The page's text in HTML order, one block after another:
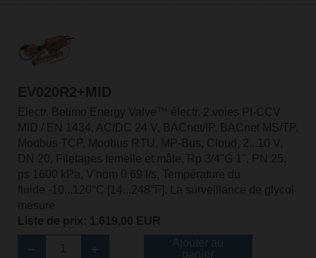
EV020R2+MID
Electr. Belimo Energy Valve™ électr. 2 voies PI-CCV
MID / EN 1434, AC/DC 24 V, BACnet/IP, BACnet MS/TP,
Modbus TCP, Modbus RTU, MP-Bus, Cloud, 2...10 V,
DN 20, Filetages femelle et mâle, Rp 3/4"G 1", PN 25,
ps 1600 kPa, V'nom 0.69 l/s, Température du
fluide -10...120°C [14...248°F], La surveillance de glycol
mesure
Liste de prix: 1.619,00 EUR